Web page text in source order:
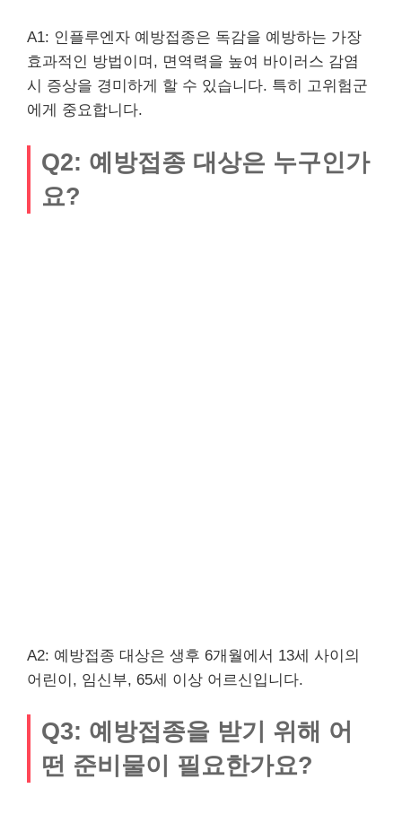
A1: 인플루엔자 예방접종은 독감을 예방하는 가장
효과적인 방법이며, 면역력을 높여 바이러스 감염
시 증상을 경미하게 할 수 있습니다. 특히 고위험군
에게 중요합니다.
Q2: 예방접종 대상은 누구인가
요?
A2: 예방접종 대상은 생후 6개월에서 13세 사이의
어린이, 임신부, 65세 이상 어르신입니다.
Q3: 예방접종을 받기 위해 어
떤 준비물이 필요한가요?